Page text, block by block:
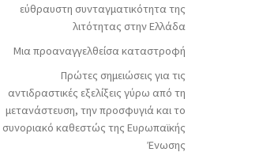
εύθραυστη συνταγματικότητα της
λιτότητας στην Ελλάδα
Μια προαναγγελθείσα καταστροφή
Πρώτες σημειώσεις για τις
αντιδραστικές εξελίξεις γύρω από τη
μετανάστευση, την προσφυγιά και το
συνοριακό καθεστώς της Ευρωπαϊκής
Ένωσης